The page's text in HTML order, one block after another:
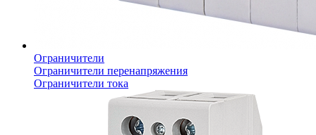
Ограничители
Ограничители перенапряжения
Ограничители тока